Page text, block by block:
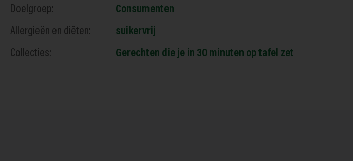
Doelgroep:
Consumenten
Allergieën en diëten:
suikervrij
Collecties:
Gerechten die je in 30 minuten op tafel zet